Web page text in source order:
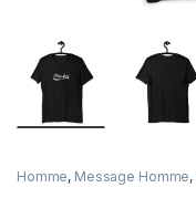
Homme, Message Homme,